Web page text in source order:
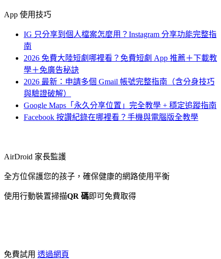
App 使用技巧
IG 只分享到個人檔案怎麼用？Instagram 分享功能完整指
南
2026 免費大陸短劇哪裡看？免費短劇 App 推薦＋下載教
學＋免廣告秘訣
2026 最新：申請多個 Gmail 帳號完整指南（含分身技巧
與驗證破解）
Google Maps「永久分享位置」完全教學 + 穩定追蹤指南
Facebook 按讚紀錄在哪裡看？手機與電腦版全教學
AirDroid 家長監護
全方位保護您的孩子，確保健康的網路使用平衡
使用行動裝置掃描QR 碼即可免費取得
免費試用 透過網頁